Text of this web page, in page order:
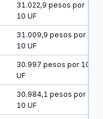
31.022,9 pesos por
10 UF
31.009,9 pesos por
10 UF
30.997 pesos por 10
UF
30.984,1 pesos por
10 UF